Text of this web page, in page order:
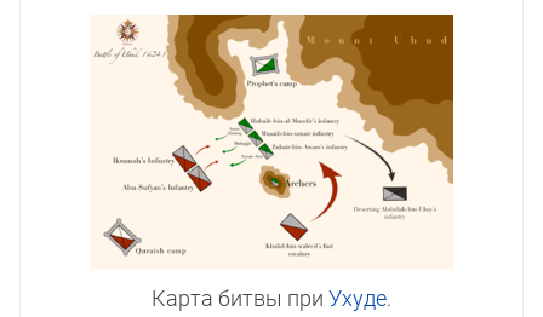
Карта битвы при Ухуде.